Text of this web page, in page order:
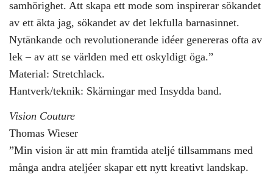
samhörighet. Att skapa ett mode som inspirerar sökandet
av ett äkta jag, sökandet av det lekfulla barnasinnet.
Nytänkande och revolutionerande idéer genereras ofta av
lek – av att se världen med ett oskyldigt öga.”
Material: Stretchlack.
Hantverk/teknik: Skärningar med Insydda band.
Vision Couture
Thomas Wieser
”Min vision är att min framtida ateljé tillsammans med
många andra ateljéer skapar ett nytt kreativt landskap.